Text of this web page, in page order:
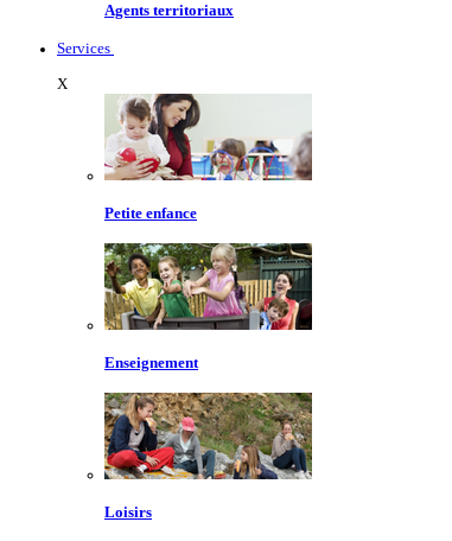
Agents territoriaux
Services
X
Petite enfance
Enseignement
Loisirs